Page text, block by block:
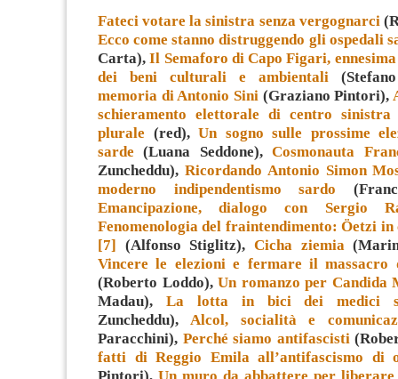
Fateci votare la sinistra senza vergognarci
Ecco come stanno distruggendo gli ospedali
Carta),Il Semaforo di Capo Figari,
dei beni culturali e ambientali
memoria di Antonio Sini (Graziano Pintori),
schieramento elettorale di centro
plurale (red),Un sogno sulle prossime
sarde (Luana Seddone),Cosmonauta
Zuncheddu), Ricordando Antonio Simon
moderno indipendentismo sardo
Emancipazione, dialogo con Sergio
Fenomenologia del fraintendimento: Öetzi
[7] (Alfonso Stiglitz), Cicha ziemia
Vincere le elezioni e fermare il massacro
(Roberto Loddo),Un romanzo per Candida
Madau), La lotta in bici dei medici
Zuncheddu), Alcol, socialità e
Paracchini), Perché siamo antifascisti
fatti di Reggio Emila all’antifascismo di
Pintori), Un muro da abbattere per